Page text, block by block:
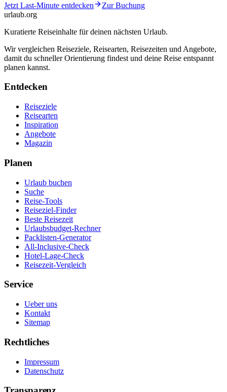
Jetzt Last-Minute entdecken
Zur Buchung
urlaub.org
Kuratierte Reiseinhalte für deinen nächsten Urlaub.
Wir vergleichen Reiseziele, Reisearten, Reisezeiten und Angebote,
damit du schneller Orientierung findest und deine Reise entspannt
planen kannst.
Entdecken
Reiseziele
Reisearten
Inspiration
Angebote
Magazin
Planen
Urlaub buchen
Suche
Reise-Tools
Reiseziel-Finder
Beste Reisezeit
Urlaubsbudget-Rechner
Packlisten-Generator
All-Inclusive-Check
Hotel-Lage-Check
Reisezeit-Vergleich
Service
Ueber uns
Kontakt
Sitemap
Rechtliches
Impressum
Datenschutz